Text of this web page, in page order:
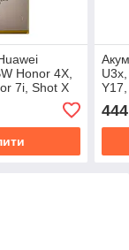
Honor 4X,
7i, Shot X
444